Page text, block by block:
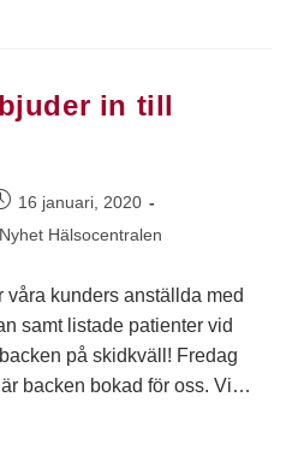
in till
16 januari, 2020
Nyhet Hälsocentralen
kunders anställda med
samt listade patienter vid
på skidkväll! Fredag
backen bokad för oss. Vi…